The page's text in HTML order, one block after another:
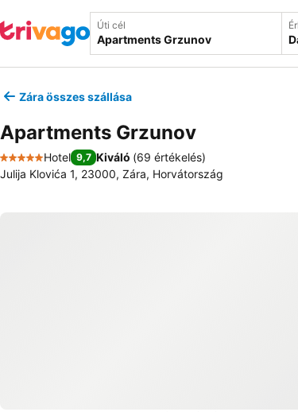
Úti cél
Zára összes szállása
Apartments Grzunov
5 Kategória
Hotel 9,7 Kiváló (69 értékelés)
Julija Klovića 1, 23000, Zára, Horvátország